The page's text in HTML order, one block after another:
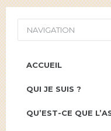
NAVIGATION
ACCUEIL
QUI JE SUIS ?
QU’EST-CE QUE